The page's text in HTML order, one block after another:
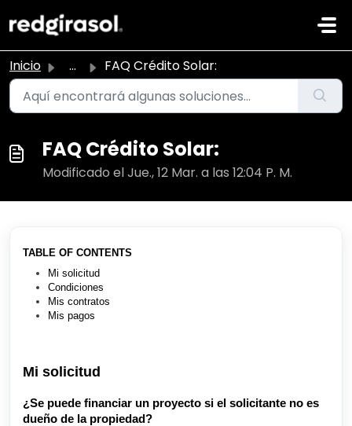
Inicio ... FAQ Crédito Solar:
FAQ Crédito Solar:
Modificado el Jue., 12 Mar. a las 12:04 P. M.
TABLE OF CONTENTS
Mi solicitud
Condiciones
Mis contratos
Mis pagos
Mi solicitud
¿Se puede financiar un proyecto si el solicitante no es
dueño de la propiedad?